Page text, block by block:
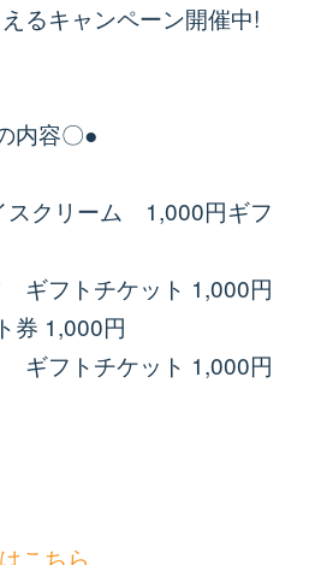
るキャンペーン開催中!
内容〇●
スクリーム 1,000円ギフ
ギフトチケット 1,000円
券 1,000円
ギフトチケット 1,000円
こちら